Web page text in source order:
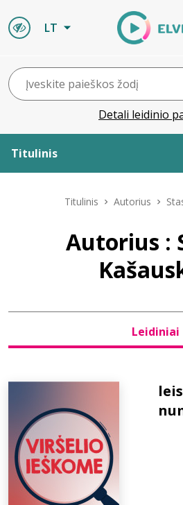
LT
Detali leidinio
Titulinis
Naujienos
Bibliotekoms
D.U.K.
Titulinis Autorius
Autorius :
Leidiniai